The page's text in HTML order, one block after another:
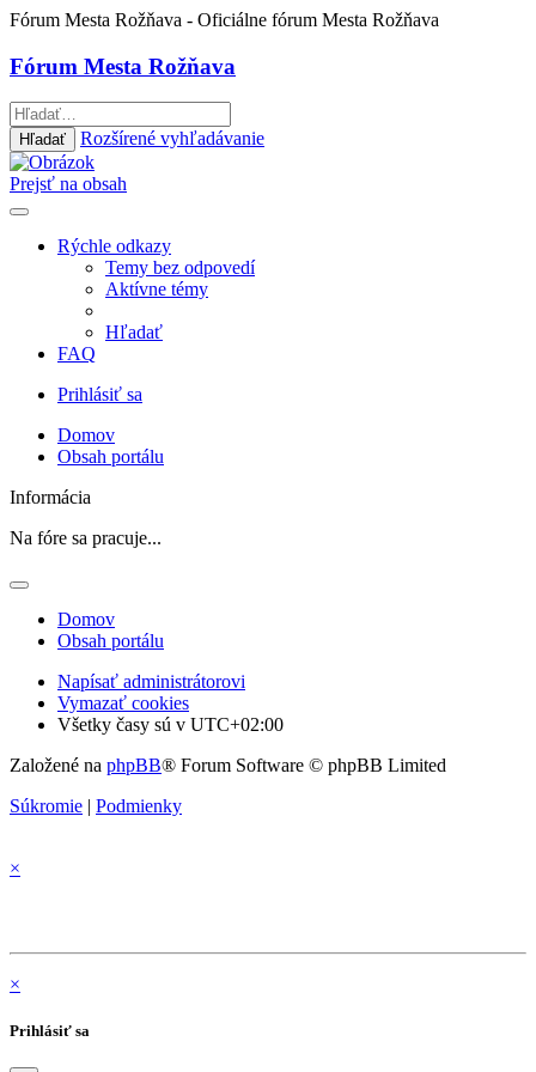
Fórum Mesta Rožňava - Oficiálne fórum Mesta Rožňava
Fórum Mesta Rožňava
Hľadať Rozšírené vyhľadávanie
Prejsť na obsah
Rýchle odkazy
Temy bez odpovedí
Aktívne témy
Hľadať
FAQ
Prihlásiť sa
Domov
Obsah portálu
Informácia
Na fóre sa pracuje...
Domov
Obsah portálu
Napísať administrátorovi
Vymazať cookies
Všetky časy sú v UTC+02:00
Založené na phpBB® Forum Software © phpBB Limited
Súkromie | Podmienky
×
×
Prihlásiť sa